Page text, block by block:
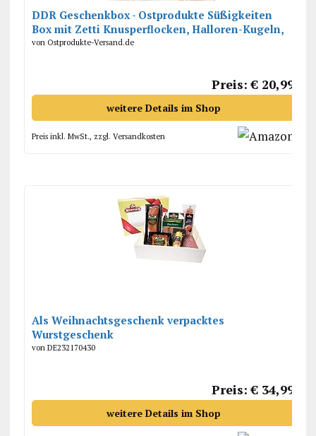
DDR Geschenkbox - Ostprodukte Süßigkeiten
Box mit Zetti Knusperflocken, Halloren-Kugeln,
Viba Nougat Stange uvm.
von Ostprodukte-Versand.de
Preis: € 20,99
weitere Details im Shop
Preis inkl. MwSt., zzgl. Versandkosten
Als Weihnachtsgeschenk verpacktes
Wurstgeschenk
von DE232170430
Preis: € 34,99
weitere Details im Shop